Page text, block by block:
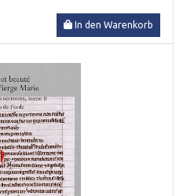
In den Warenkorb